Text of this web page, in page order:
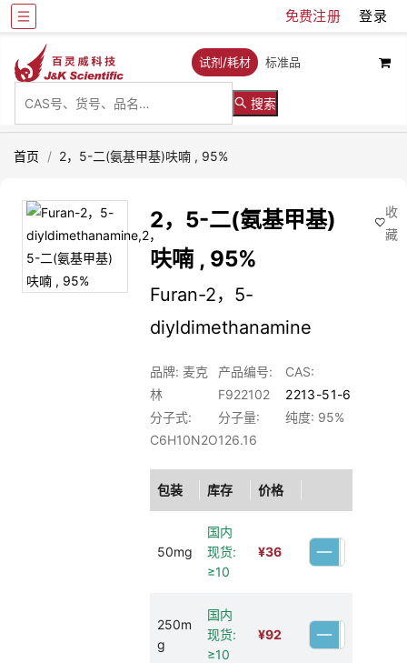
免费注册 登录
试剂/耗材 标准品
搜索
首页 / 2，5-二(氨基甲基)呋喃 , 95%
2，5-二(氨基甲基)
呋喃 , 95%
Furan-2，5-
diyldimethanamine
品牌: 麦克
林
产品编号:
F922102
CAS:
2213-51-6
分子式:
C6H10N2O
分子量:
126.16
纯度: 95%
包装 库存 价格
50mg
国内
现货:
≥10
¥36
250m
g
国内
现货:
≥10
¥92
收
藏